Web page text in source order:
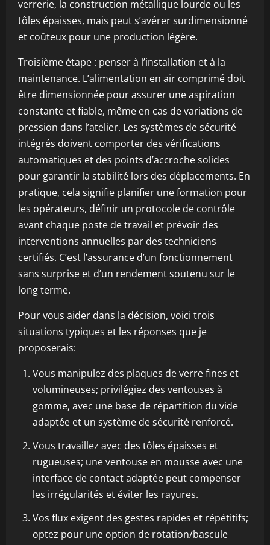
verrerie, la construction métallique lourde ou les
tôles épaisses, mais peut s’avérer surdimensionné
et coûteux pour une production légère.
Troisième étape : penser à l’installation et à la
maintenance. L’alimentation en air comprimé doit
être dimensionnée pour assurer une aspiration
constante et fiable, même en cas de variations de
pression dans l’atelier. Les systèmes de sécurité
intégrés doivent comporter des vérifications
automatiques et des points d’accroche solides
pour garantir la stabilité lors des déplacements. En
pratique, cela signifie planifier une formation pour
les opérateurs, définir un protocole de contrôle
avant chaque poste de travail et prévoir des
interventions annuelles par des techniciens
certifiés. C’est l’assurance d’un fonctionnement
sans surprise et d’un rendement soutenu sur le
long terme.
Pour vous aider dans la décision, voici trois
situations typiques et les réponses que je
proposerais:
Vous manipulez des plaques de verre fines et
volumineuses; privilégiez des ventouses à
gomme, avec une base de répartition du vide
adaptée et un système de sécurité renforcé.
Vous travaillez avec des tôles épaisses et
rugueuses; une ventouse en mousse avec une
interface de contact adaptée peut compenser
les irrégularités et éviter les rayures.
Vos flux exigent des gestes rapides et répétitifs;
optez pour une option de rotation/bascule